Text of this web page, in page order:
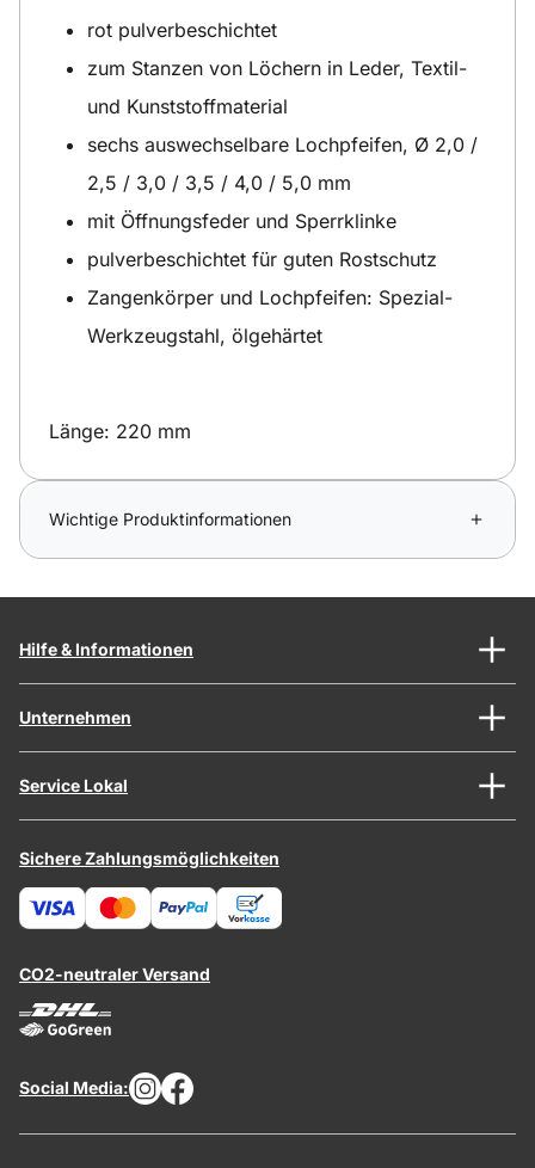
rot pulverbeschichtet
zum Stanzen von Löchern in Leder, Textil-
und Kunststoffmaterial
sechs auswechselbare Lochpfeifen, Ø 2,0 /
2,5 / 3,0 / 3,5 / 4,0 / 5,0 mm
mit Öffnungsfeder und Sperrklinke
pulverbeschichtet für guten Rostschutz
Zangenkörper und Lochpfeifen: Spezial-
Werkzeugstahl, ölgehärtet
Länge: 220 mm
Wichtige Produktinformationen
Hilfe & Informationen
Unternehmen
Service Lokal
Sichere Zahlungsmöglichkeiten
CO2-neutraler Versand
Social Media: